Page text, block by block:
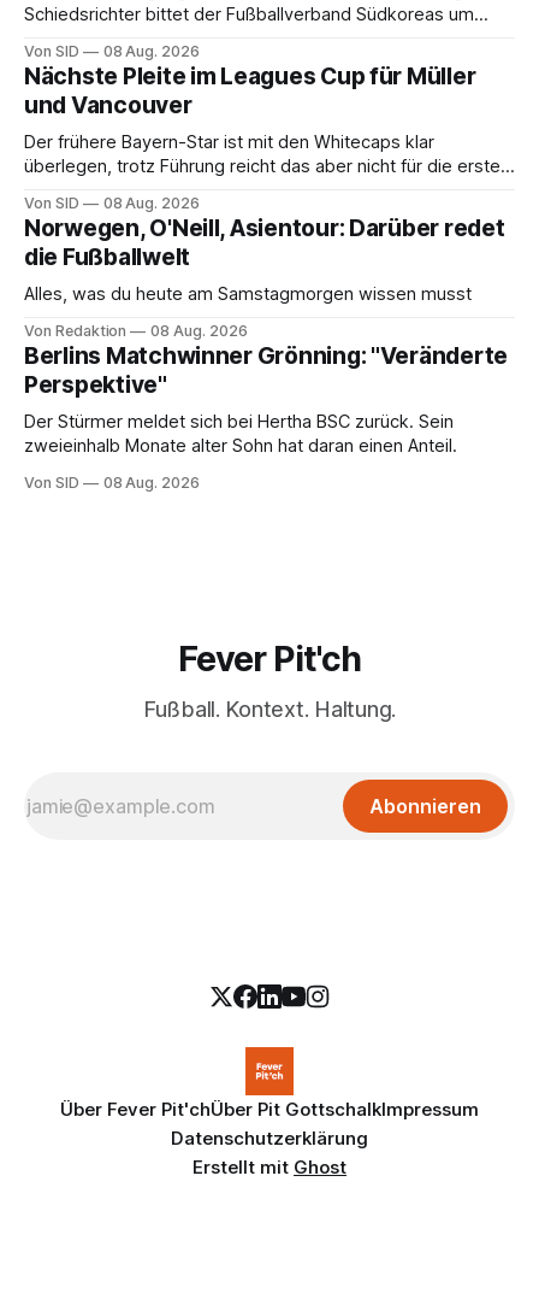
Schiedsrichter bittet der Fußballverband Südkoreas um
Von SID 08 Aug. 2026
Nächste Pleite im Leagues Cup für Müller
und Vancouver
Der frühere Bayern-Star ist mit den Whitecaps klar
überlegen, trotz Führung reicht das aber nicht für die ersten
Von SID 08 Aug. 2026
Norwegen, O'Neill, Asientour: Darüber redet
die Fußballwelt
Alles, was du heute am Samstagmorgen wissen musst
Von Redaktion 08 Aug. 2026
Berlins Matchwinner Grönning: "Veränderte
Perspektive"
Der Stürmer meldet sich bei Hertha BSC zurück. Sein
zweieinhalb Monate alter Sohn hat daran einen Anteil.
Von SID 08 Aug. 2026
Fever Pit'ch
Fußball. Kontext. Haltung.
Abonnieren
Über Fever Pit'chÜber Pit GottschalkImpressum
Datenschutzerklärung
Erstellt mit Ghost